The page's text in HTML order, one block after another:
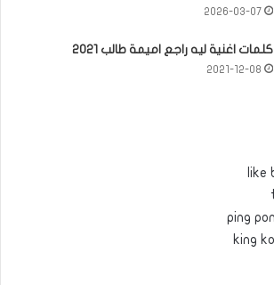
2026-03-07
كلمات اغنية ليه راجع اميمة طالب 2021
2021-12-08